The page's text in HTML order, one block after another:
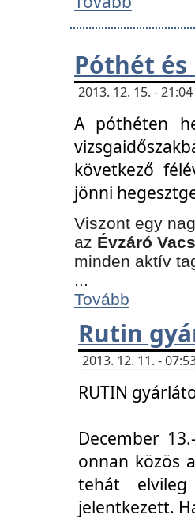
Póthét és
2013. 12. 15. -
A póthéten
következő
jönni
Viszont egy
az Évzáró
minden aktív
...
Tovább
Rutin
2013. 12. 11. -
RUTIN
December
onnan közös
tehát
jelentkezett.